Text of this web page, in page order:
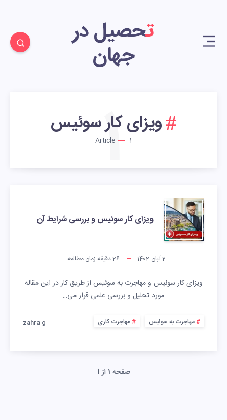
تحصیل در
جهان
ویزای کار سوئیس
1
1
ویزای کار سوئیس و بررسی شرایط آن
2 آبان 1402 26دقیقه زمان مطالعه
ویزای کار سوئیس و مهاجرت به سوئیس از طریق کار در این مقاله
مورد تحلیل و بررسی علمی قرار می…
مهاجرت به سوئیس مهاجرت کاری zahra g
صفحه 1 از 1